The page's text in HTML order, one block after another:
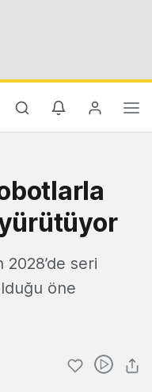
seri
öne